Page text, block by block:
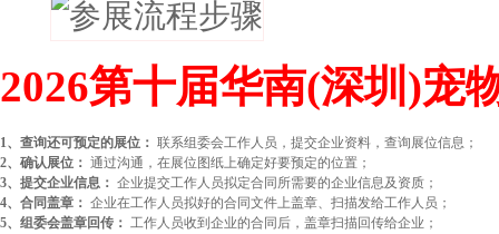
2026第十届华南(深圳)宠
1、查询还可预定的展位： 联系组委会工作人员，提交企业资料，查询展位信息；
2、确认展位： 通过沟通，在展位图纸上确定好要预定的位置；
3、提交企业信息： 企业提交工作人员拟定合同所需要的企业信息及资质；
4、合同盖章： 企业在工作人员拟好的合同文件上盖章、扫描发给工作人员；
5、组委会盖章回传： 工作人员收到企业的合同后，盖章扫描回传给企业；